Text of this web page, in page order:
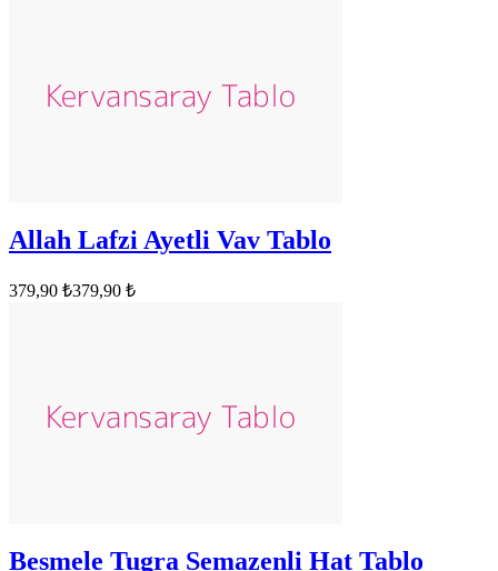
Allah Lafzi Ayetli Vav Tablo
379,90 ₺379,90 ₺
Besmele Tugra Semazenli Hat Tablo